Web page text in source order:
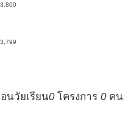
นวัยเรียน0โครงการ 0คน